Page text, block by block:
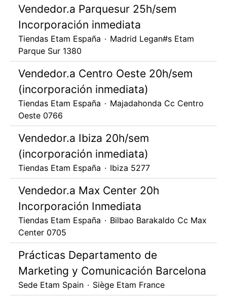
Vendedor.a Parquesur 25h/sem
Incorporación inmediata
Tiendas Etam España · Madrid Legan#s Etam
Parque Sur 1380
Vendedor.a Centro Oeste 20h/sem
(incorporación inmediata)
Tiendas Etam España · Majadahonda Cc Centro
Oeste 0766
Vendedor.a Ibiza 20h/sem
(incorporación inmediata)
Tiendas Etam España · Ibiza 5277
Vendedor.a Max Center 20h
Incorporación Inmediata
Tiendas Etam España · Bilbao Barakaldo Cc Max
Center 0705
Prácticas Departamento de
Marketing y Comunicación Barcelona
Sede Etam Spain · Siège Etam France